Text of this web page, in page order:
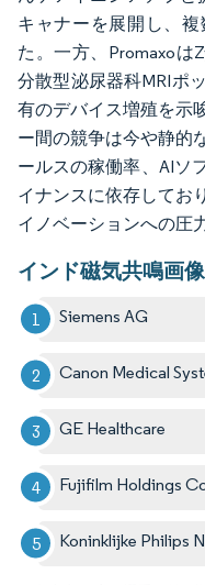
キャナーを展開し、
た。一方、Promaxoは
分散型泌尿器科MRIポ
有のデバイス増殖を示
ー間の競争は今や静的
ールスの稼働率、AIソ
イナンスに依存してお
イノベーションへの圧
インド磁気共鳴画
Siemens AG
Canon Medical
GE Healthcare
Fujifilm Holdings
Koninklijke Philips